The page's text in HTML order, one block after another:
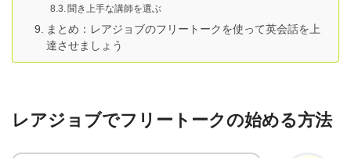
聞き上手な講師を選ぶ
まとめ：レアジョブのフリートークを使って英会話を上
達させましょう
レアジョブでフリートークの始める方法